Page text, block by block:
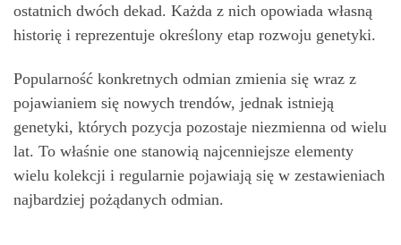
ostatnich dwóch dekad. Każda z nich opowiada własną
historię i reprezentuje określony etap rozwoju genetyki.
Popularność konkretnych odmian zmienia się wraz z
pojawianiem się nowych trendów, jednak istnieją
genetyki, których pozycja pozostaje niezmienna od wielu
lat. To właśnie one stanowią najcenniejsze elementy
wielu kolekcji i regularnie pojawiają się w zestawieniach
najbardziej pożądanych odmian.